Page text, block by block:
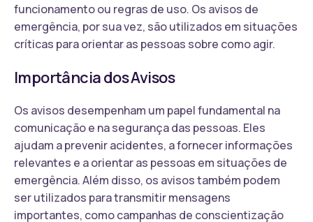
funcionamento ou regras de uso. Os avisos de
emergência, por sua vez, são utilizados em situações
críticas para orientar as pessoas sobre como agir.
Importância dos Avisos
Os avisos desempenham um papel fundamental na
comunicação e na segurança das pessoas. Eles
ajudam a prevenir acidentes, a fornecer informações
relevantes e a orientar as pessoas em situações de
emergência. Além disso, os avisos também podem
ser utilizados para transmitir mensagens
importantes, como campanhas de conscientização